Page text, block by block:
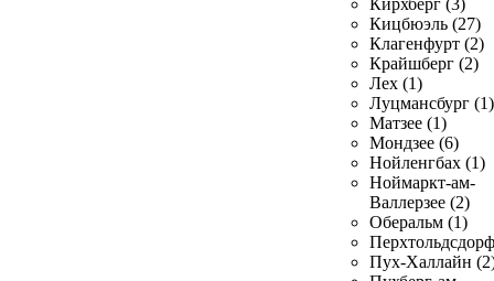
Кирхберг (3)
Кицбюэль (27)
Клагенфурт (2)
Крайшберг (2)
Лех (1)
Луцмансбург (1)
Матзее (1)
Мондзее (6)
Нойленгбах (1)
Ноймаркт-ам-
Валлерзее (2)
Оберальм (1)
Пух-Халлайн